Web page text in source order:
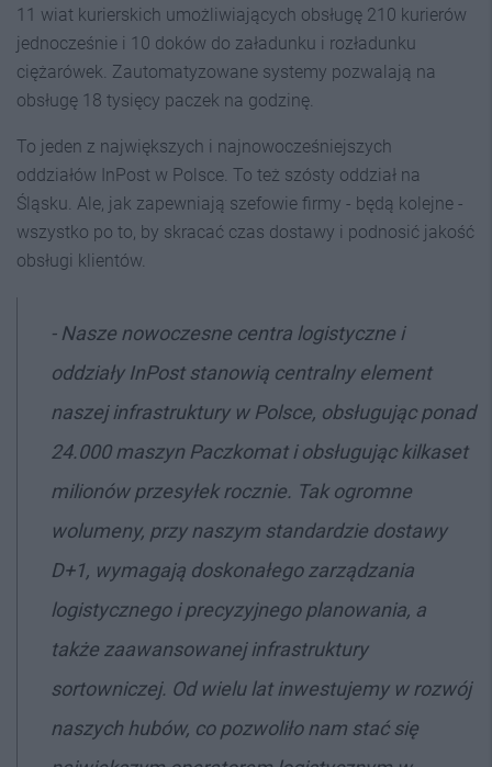
11 wiat kurierskich umożliwiających obsługę 210 kurierów
jednocześnie i 10 doków do załadunku i rozładunku
ciężarówek. Zautomatyzowane systemy pozwalają na
obsługę 18 tysięcy paczek na godzinę.
To jeden z największych i najnowocześniejszych
oddziałów InPost w Polsce. To też szósty oddział na
Śląsku. Ale, jak zapewniają szefowie firmy - będą kolejne -
wszystko po to, by skracać czas dostawy i podnosić jakość
obsługi klientów.
- Nasze nowoczesne centra logistyczne i
oddziały InPost stanowią centralny element
naszej infrastruktury w Polsce, obsługując ponad
24.000 maszyn Paczkomat i obsługując kilkaset
milionów przesyłek rocznie. Tak ogromne
wolumeny, przy naszym standardzie dostawy
D+1, wymagają doskonałego zarządzania
logistycznego i precyzyjnego planowania, a
także zaawansowanej infrastruktury
sortowniczej. Od wielu lat inwestujemy w rozwój
naszych hubów, co pozwoliło nam stać się